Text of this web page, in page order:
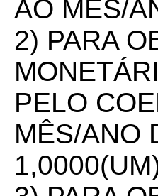
AO MÊS/
2) PARA
PELO
MÊS/ANO